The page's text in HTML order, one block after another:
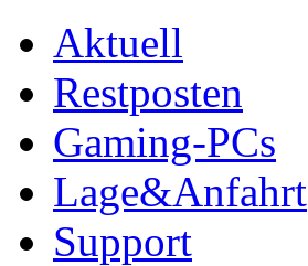
Aktuell
Restposten
Gaming-PCs
Lage&Anfahrt
Support